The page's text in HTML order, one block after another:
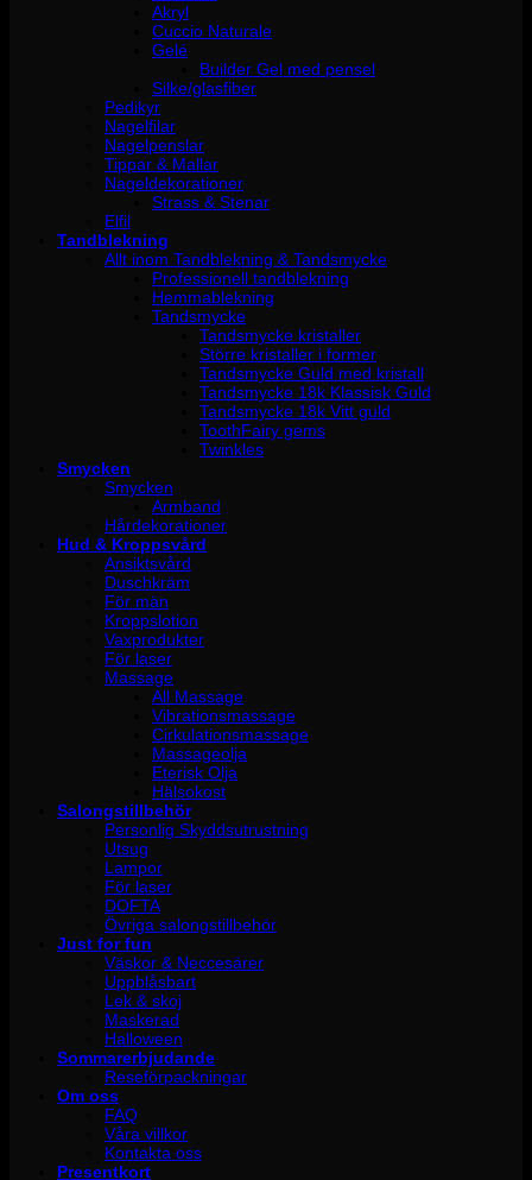
Akryl
Cuccio Naturale
Gelé
Builder Gel med pensel
Silke/glasfiber
Pedikyr
Nagelfilar
Nagelpenslar
Tippar & Mallar
Nageldekorationer
Strass & Stenar
Elfil
Tandblekning
Allt inom Tandblekning & Tandsmycke
Professionell tandblekning
Hemmablekning
Tandsmycke
Tandsmycke kristaller
Större kristaller i former
Tandsmycke Guld med kristall
Tandsmycke 18k Klassisk Guld
Tandsmycke 18k Vitt guld
ToothFairy gems
Twinkles
Smycken
Smycken
Armband
Hårdekorationer
Hud & Kroppsvård
Ansiktsvård
Duschkräm
För män
Kroppslotion
Vaxprodukter
För laser
Massage
All Massage
Vibrationsmassage
Cirkulationsmassage
Massageolja
Eterisk Olja
Hälsokost
Salongstillbehör
Personlig Skyddsutrustning
Utsug
Lampor
För laser
DOFTA
Övriga salongstillbehör
Just for fun
Väskor & Neccesärer
Uppblåsbart
Lek & skoj
Maskerad
Halloween
Sommarerbjudande
Reseförpackningar
Om oss
FAQ
Våra villkor
Kontakta oss
Presentkort